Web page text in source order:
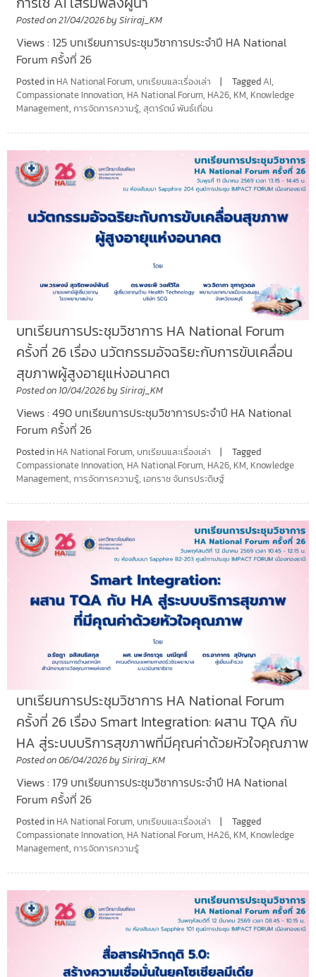
Posted on21/04/2026by Siriraj_KM
Views : 125 บทเรียนการประชุมวิชาการประจำปี HA National
Forum ครั้งที่ 26
Posted in HA National Forum, บทเรียนและเรื่องเล่า TaggedAI,
Compassionate Innovation, HA National Forum, HA26, KM, Knowledge
Management, การจัดการความรู้, สุดารัตน์ พันธ์เถื่อน
บทเรียนการประชุมวิชาการ HA National Forum
ครั้งที่ 26 เรื่อง นวัตกรรมอัจฉริยะกับการขับเคลื่อน
สุขภาพผู้สูงอายุแห่งอนาคต
Posted on 10/04/2026by Siriraj_KM
Views : 490 บทเรียนการประชุมวิชาการประจำปี HA National
Forum ครั้งที่ 26
Posted in HA National Forum, บทเรียนและเรื่องเล่า
Tagged
Compassionate Innovation, HA National Forum, HA26, KM, Knowledge
Management, การจัดการความรู้, เอกราช จันทรประดิษฐ์
บทเรียนการประชุมวิชาการ HA National Forum
ครั้งที่ 26 เรื่อง Smart Integration: ผสาน TQA กับ
HA สู่ระบบบริการสุขภาพที่มีคุณค่าด้วยหัวใจคุณภาพ
Posted on06/04/2026by Siriraj_KM
Views : 179 บทเรียนการประชุมวิชาการประจำปี HA National
Forum ครั้งที่ 26
Posted in HA National Forum, บทเรียนและเรื่องเล่า
Tagged
Compassionate Innovation, HA National Forum, HA26, KM, Knowledge
Management, การจัดการความรู้